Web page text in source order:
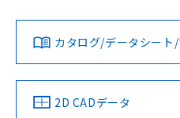
端子配置
ダウンロードデータをご利用
みください。
ソフトウェアの使用条件
対応済み
中国 RoHS 注意事項・凡例
LR型式承認
（イギリス
船舶規格）
DNV型式承認
（ノルウェー
カタログ/データシート
2D CADデータ